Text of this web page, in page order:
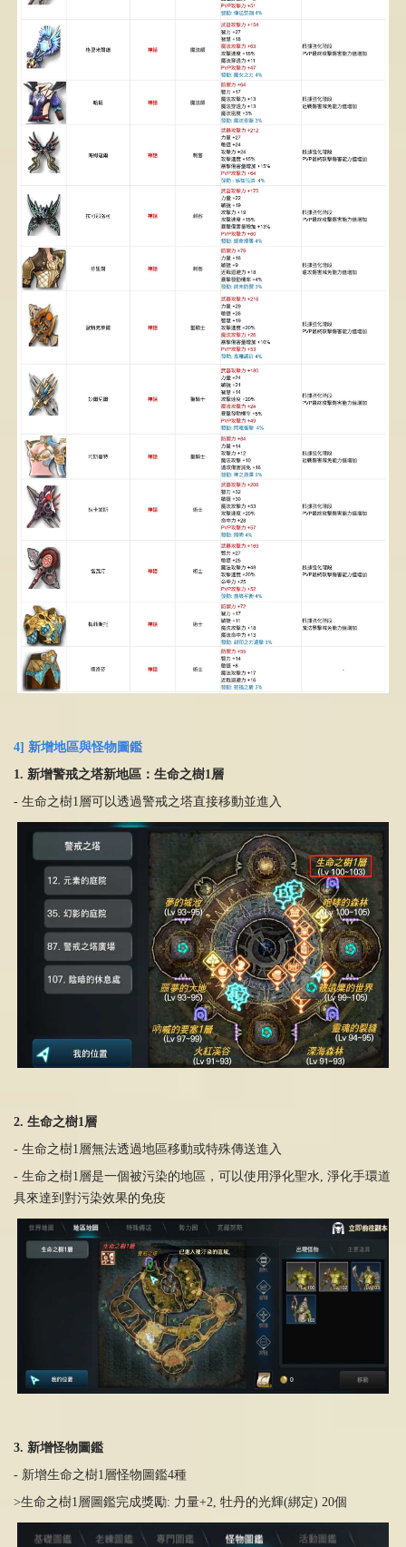
4] 新增地區與怪物圖鑑
1. 新增警戒之塔新地區：生命之樹1層
- 生命之樹1層可以透過警戒之塔直接移動並進入
2. 生命之樹1層
- 生命之樹1層無法透過地區移動或特殊傳送進入
- 生命之樹1層是一個被污染的地區，可以使用淨化聖水, 淨化手環道
具來達到對污染效果的免疫
3. 新增怪物圖鑑
- 新增生命之樹1層怪物圖鑑4種
>生命之樹1層圖鑑完成獎勵: 力量+2, 牡丹的光輝(綁定) 20個